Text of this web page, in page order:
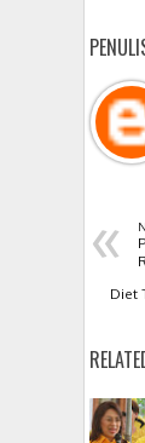
«
Diet